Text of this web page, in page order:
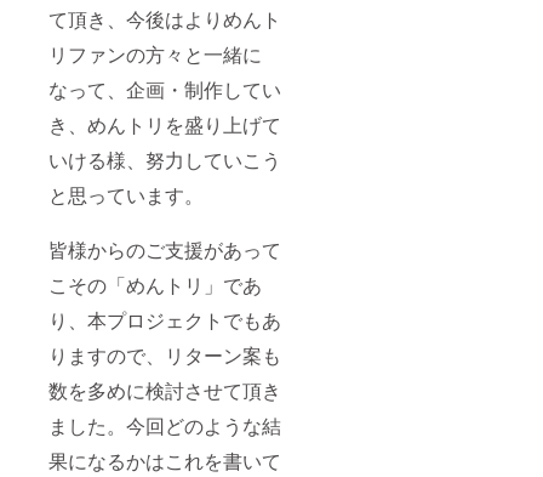
て頂き、今後はよりめんト
リファンの方々と一緒に
なって、企画・制作してい
き、めんトリを盛り上げて
いける様、努力していこう
と思っています。
皆様からのご支援があって
こその「めんトリ」であ
り、本プロジェクトでもあ
りますので、リターン案も
数を多めに検討させて頂き
ました。今回どのような結
果になるかはこれを書いて